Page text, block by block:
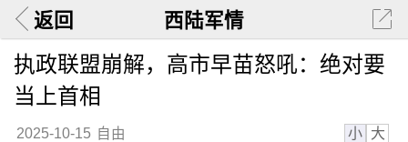
返回 西陆军情
执政联盟崩解，高市早苗怒吼：绝对要
当上首相
2025-10-15 自由 小 大